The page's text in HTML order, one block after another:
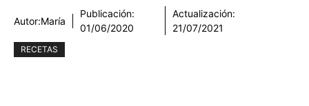
Autor:María
Publicación:
01/06/2020
Actualización:
21/07/2021
RECETAS